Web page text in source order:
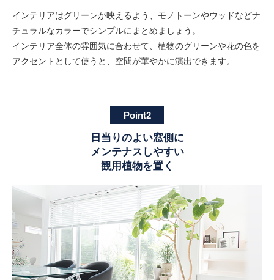
インテリアはグリーンが映えるよう、モノトーンやウッドなどナ
チュラルなカラーでシンプルにまとめましょう。
インテリア全体の雰囲気に合わせて、植物のグリーンや花の色を
アクセントとして使うと、空間が華やかに演出できます。
Point2
日当りのよい窓側に
メンテナスしやすい
観用植物を置く